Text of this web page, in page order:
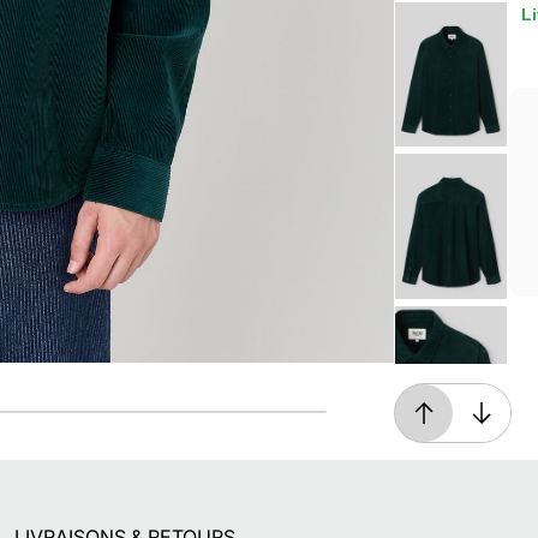
En magasin, ou dès 49€ d'achats à domicile